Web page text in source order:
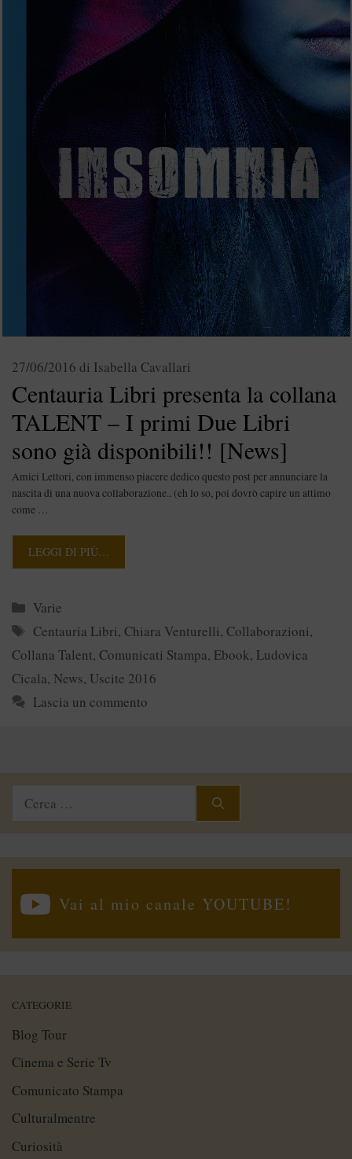
Centauria Libri presenta la collana
TALENT – I primi Due Libri
sono già disponibili!! [News]
27/06/2016 di Isabella Cavallari
Amici Lettori, con immenso piacere dedico questo post per annunciare la
nascita di una nuova collaborazione.. (eh lo so, poi dovrò capire un attimo
come …
LEGGI DI PIÙ…
Categorie
Varie
Tag
Centauria Libri,Chiara Venturelli,Collaborazioni,
Collana Talent, Comunicati Stampa, Ebook, Ludovica
Cicala, News, Uscite 2016
Lascia un commento
Ricerca
Vai al mio canale YOUTUBE!
CATEGORIE
Blog Tour
Cinema e Serie Tv
Comunicato Stampa
Culturalmentre
Curiosità